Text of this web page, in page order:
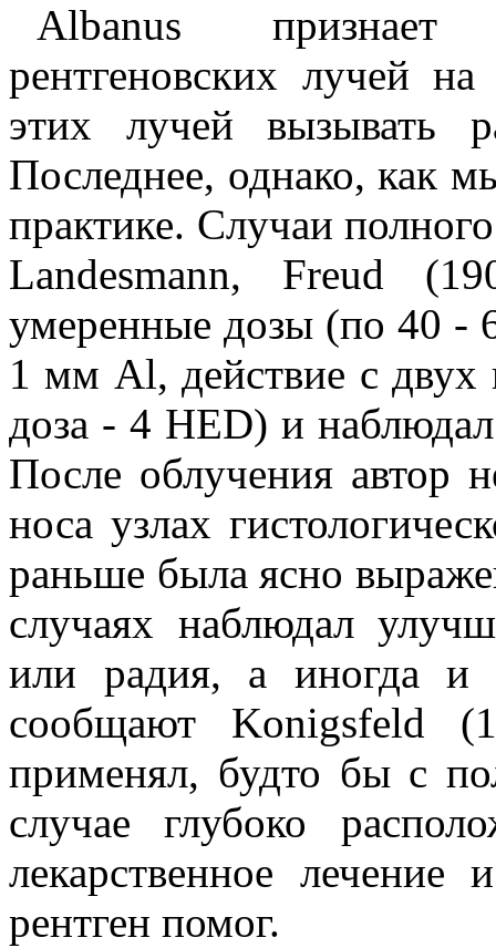
Albanus признает
рентгеновских лучей
этих лучей вызывать
Последнее, однако, как
практике. Случаи
Landesmann, Freud
умеренные дозы (по 40 -
1 мм Аl, действие с двух
доза - 4 HED) и
После облучения автор
носа узлах
раньше была ясно
случаях наблюдал
или радия, а иногда и
сообщают Konigsfeld
применял, будто бы с
случае глубоко
лекарственное
рентген помог.